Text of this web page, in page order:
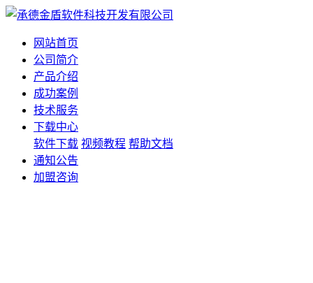
网站首页
公司简介
产品介绍
成功案例
技术服务
下载中心
软件下载 视频教程 帮助文档
通知公告
加盟咨询